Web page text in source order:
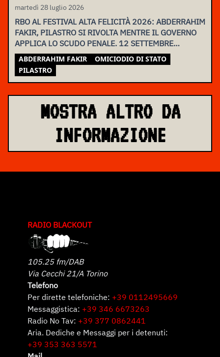
martedì 28 luglio 2026
RBO AL FESTIVAL ALTA FELICITÀ 2026: ABDERRAHIM
FAKIR, PILASTRO SI RIVOLTA MENTRE IL GOVERNO
APPLICA LO SCUDO PENALE. 12 SETTEMBRE
ASSEMBLEA NAZIONALE
ABDERRAHIM FAKIR
OMICIODIO DI STATO
PILASTRO
MOSTRA ALTRO DA
INFORMAZIONE
RADIO BLACKOUT
105.25 fm/DAB
Via Cecchi 21/A Torino
Telefono
Per dirette telefoniche: +39 0112495669
Messaggistica: +39 346 6673263
Radio No Tav: +39 377 0862441
Aria. Dediche e Messaggi per i detenuti:
+39 353 363 5571